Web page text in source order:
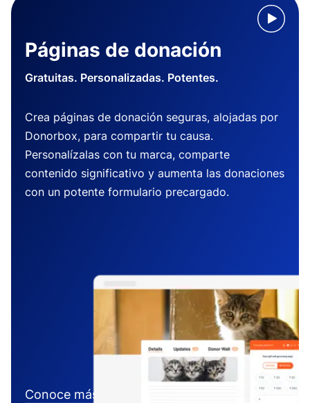
Páginas de donación
Gratuitas. Personalizadas. Potentes.
Crea páginas de donación seguras, alojadas por
Donorbox, para compartir tu causa.
Personalízalas con tu marca, comparte
contenido significativo y aumenta las donaciones
con un potente formulario precargado.
Conoce más